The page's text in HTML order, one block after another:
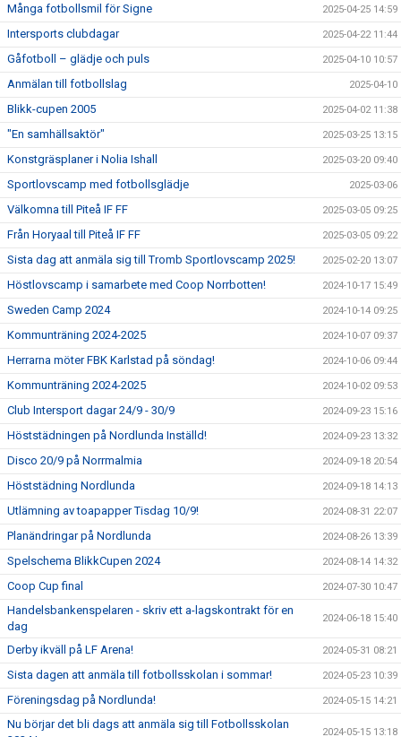
Många fotbollsmil för Signe 2025-04-25 14:59
Intersports clubdagar 2025-04-22 11:44
Gåfotboll – glädje och puls 2025-04-10 10:57
Anmälan till fotbollslag 2025-04-10
Blikk-cupen 2005 2025-04-02 11:38
"En samhällsaktör" 2025-03-25 13:15
Konstgräsplaner i Nolia Ishall 2025-03-20 09:40
Sportlovscamp med fotbollsglädje 2025-03-06
Välkomna till Piteå IF FF 2025-03-05 09:25
Från Horyaal till Piteå IF FF 2025-03-05 09:22
Sista dag att anmäla sig till Tromb Sportlovscamp 2025! 2025-02-20 13:07
Höstlovscamp i samarbete med Coop Norrbotten! 2024-10-17 15:49
Sweden Camp 2024 2024-10-14 09:25
Kommunträning 2024-2025 2024-10-07 09:37
Herrarna möter FBK Karlstad på söndag! 2024-10-06 09:44
Kommunträning 2024-2025 2024-10-02 09:53
Club Intersport dagar 24/9 - 30/9 2024-09-23 15:16
Höststädningen på Nordlunda Inställd! 2024-09-23 13:32
Disco 20/9 på Norrmalmia 2024-09-18 20:54
Höststädning Nordlunda 2024-09-18 14:13
Utlämning av toapapper Tisdag 10/9! 2024-08-31 22:07
Planändringar på Nordlunda 2024-08-26 13:39
Spelschema BlikkCupen 2024 2024-08-14 14:32
Coop Cup final 2024-07-30 10:47
Handelsbankenspelaren - skriv ett a-lagskontrakt för en
dag
2024-06-18 15:40
Derby ikväll på LF Arena! 2024-05-31 08:21
Sista dagen att anmäla till fotbollsskolan i sommar! 2024-05-23 10:39
Föreningsdag på Nordlunda! 2024-05-15 14:21
Nu börjar det bli dags att anmäla sig till Fotbollsskolan
2024-05-15 13:18